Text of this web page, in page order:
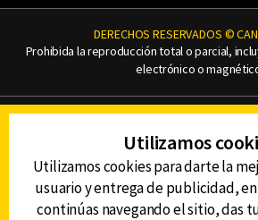
DERECHOS RESERVADOS ©
Prohibida la reproducción total o parcial,
electrónico o
AVISO DE PRIVACIDAD
AVISO LEGAL
DEFENSORÍA DE LAS
Utilizamos
Utilizamos cookies para darte la
usuario y entrega de publicidad,
continúas navegando el sitio, das